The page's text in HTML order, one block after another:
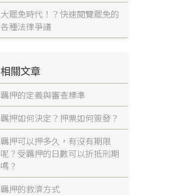
大罷免時代！？快速閱覽罷免的
各種法律爭議
相關文章
羈押的定義與審查標準
羈押如何決定？押票如何簽發？
羈押可以押多久，有沒有期限
呢？受羈押的日數可以折抵刑期
嗎？
羈押的救濟方式